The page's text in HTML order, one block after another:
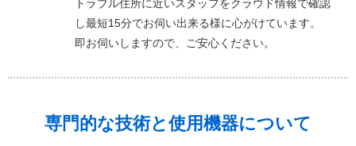
トラブル住所に近いスタッフをクラウド情報で確認
し最短15分でお伺い出来る様に心がけています。
即お伺いしますので、ご安心ください。
専門的な技術と使用機器について